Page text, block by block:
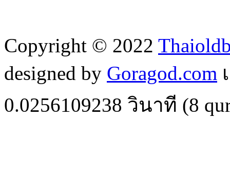
Copyright © 2022
designed by Goragod.com
0.0256109238 วินาที (8